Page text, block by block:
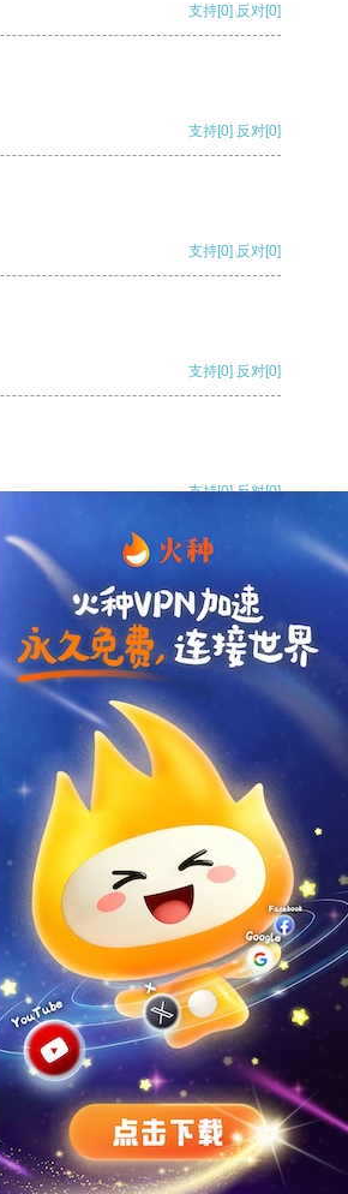
支持[0] 反对[0]
支持[0] 反对[0]
支持[0] 反对[0]
支持[0] 反对[0]
支持[0] 反对[0]
支持[0] 反对
支持
支持 反对 [0]
风驰加速器 旋风加速器
八戒看书
outline hammer加速器
outline
快连加速器app
闪电猫加速器